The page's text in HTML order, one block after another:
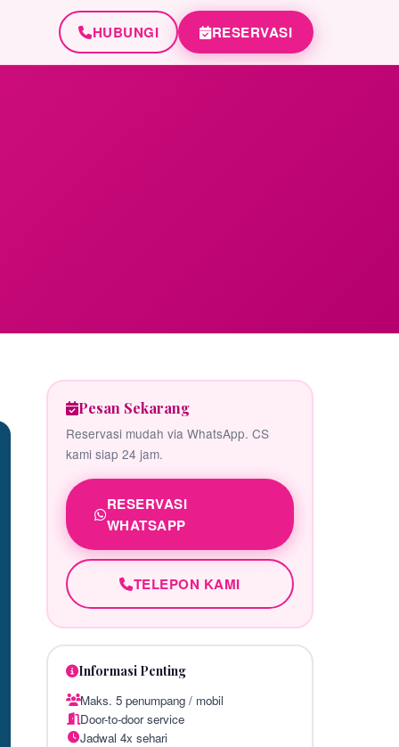
HUBUNGI RESERVASI
Pesan Sekarang
Reservasi mudah via WhatsApp. CS
kami siap 24 jam.
RESERVASI
WHATSAPP
TELEPON KAMI
Informasi Penting
Maks. 5 penumpang / mobil
Door-to-door service
Jadwal 4x sehari